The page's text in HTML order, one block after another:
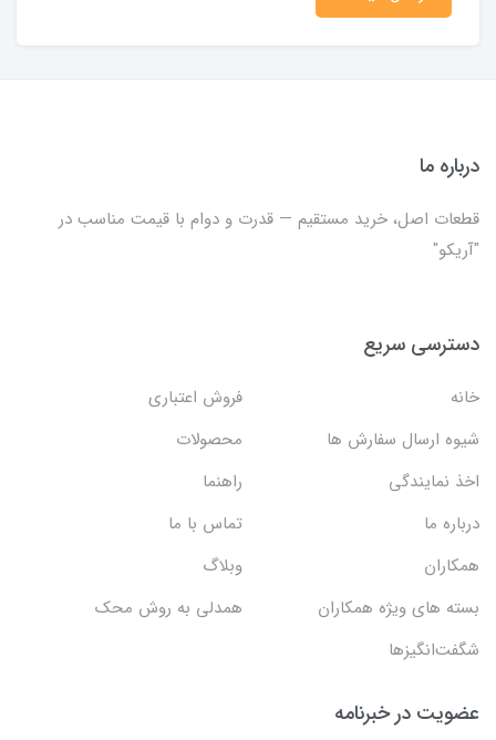
درباره ما
قطعات اصل، خرید مستقیم — قدرت و دوام با قیمت مناسب در
"آریکو"
دسترسی سریع
خانه
فروش اعتباری
شیوه ارسال سفارش ها
محصولات
اخذ نمایندگی
راهنما
درباره ما
تماس با ما
همکاران
وبلاگ
بسته های ویژه همکاران
همدلی به روش محک
شگفت‌انگیزها
عضویت در خبرنامه